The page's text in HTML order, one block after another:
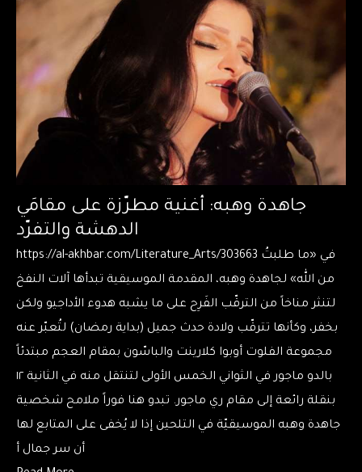
جاهدة وهبه: أغنية مطرّزة على مقامَي
الدهشة والتفرّد
https://al-akhbar.com/Literature_Arts/303663 في «ما طلبتُ
من الله» لجاهدة وهبه، المقدمة الموسيقية تبدأها آلات النفخ
لتنثر مناخاً من الترقّب الفَرِح على ما يشبه هدوء الأداجيو ولكن
بخفر، وكأنها تترقّب ولادة حدث جميل (بداية رمضان) لتُعبّر عنه
مجموعة الفلوت أوبوا كلارينت والباسّون بمقام العجم مبتدئاً
بالدو ماجور في الثواني الخمس الأولى لتنتقل منه في الثانية ١٢
بنقلة رائعة إلى مقام ري ماجور. تبدو هنا فوراً ملامح شخصية
جاهدة وهبه الموسيقيّة في التلحين إذا لا يُخفى على المتابع لها
أن سر جمال أ